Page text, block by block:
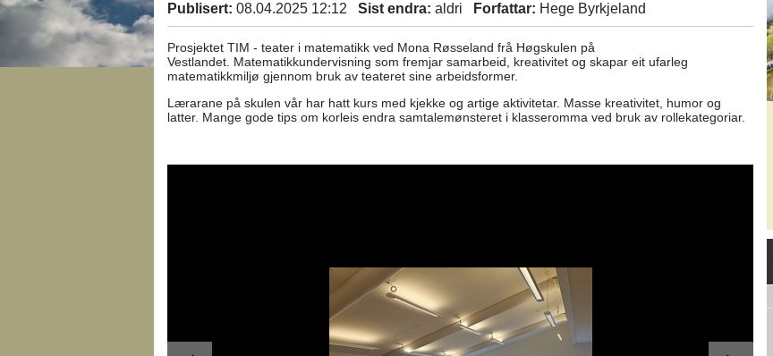
Publisert: 08.04.2025 12:12 Sist endra: aldri Forfattar: Hege Byrkjeland
Prosjektet TIM - teater i matematikk ved Mona Røsseland frå Høgskulen på
Vestlandet. Matematikkundervisning som fremjar samarbeid, kreativitet og skapar eit ufarleg
matematikkmiljø gjennom bruk av teateret sine arbeidsformer.
Lærarane på skulen vår har hatt kurs med kjekke og artige aktivitetar. Masse kreativitet, humor og
latter. Mange gode tips om korleis endra samtalemønsteret i klasseromma ved bruk av rollekategoriar.